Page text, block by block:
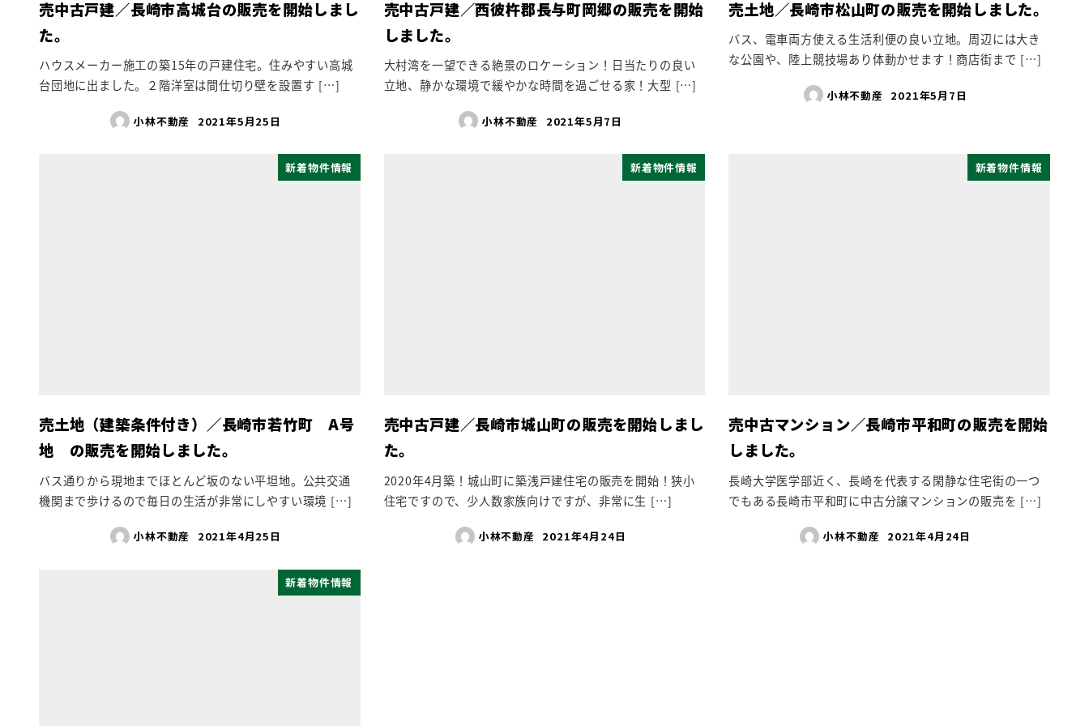
売中古戸建／長崎市高城台の販売を開始しまし
た。
ハウスメーカー施工の築15年の戸建住宅。住みやすい高城
台団地に出ました。２階洋室は間仕切り壁を設置す […]
小林不動産 2021年5月25日
売中古戸建／西彼杵郡長与町岡郷の販売を開始
しました。
大村湾を一望できる絶景のロケーション！日当たりの良い
立地、静かな環境で緩やかな時間を過ごせる家！大型 […]
小林不動産 2021年5月7日
売土地／長崎市松山町の販売を開始しました。
バス、電車両方使える生活利便の良い立地。周辺には大き
な公園や、陸上競技場あり体動かせます！商店街まで […]
小林不動産 2021年5月7日
新着物件情報
売土地（建築条件付き）／長崎市若竹町 A号
地 の販売を開始しました。
バス通りから現地までほとんど坂のない平坦地。公共交通
機関まで歩けるので毎日の生活が非常にしやすい環境 […]
小林不動産 2021年4月25日
新着物件情報
売中古戸建／長崎市城山町の販売を開始しまし
た。
2020年4月築！城山町に築浅戸建住宅の販売を開始！狭小
住宅ですので、少人数家族向けですが、非常に生 […]
小林不動産 2021年4月24日
新着物件情報
売中古マンション／長崎市平和町の販売を開始
しました。
長崎大学医学部近く、長崎を代表する閑静な住宅街の一つ
でもある長崎市平和町に中古分譲マンションの販売を […]
小林不動産 2021年4月24日
新着物件情報